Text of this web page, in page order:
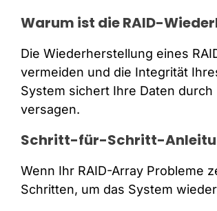
Warum ist die RAID-
Die Wiederherstellung eines
vermeiden und die Integrität
System sichert Ihre Daten
versagen.
Schritt-für-Schritt-
Wenn Ihr RAID-Array Probleme
Schritten, um das System